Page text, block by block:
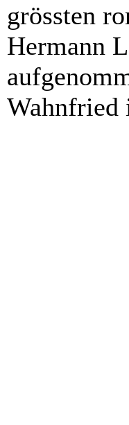
grössten
Hermann
Wahnfried